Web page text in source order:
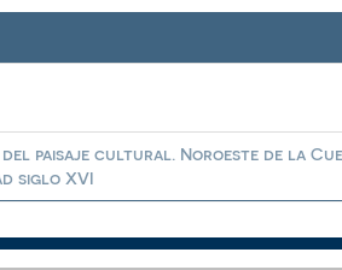
paisaje cultural. Noroeste de la
siglo XVI